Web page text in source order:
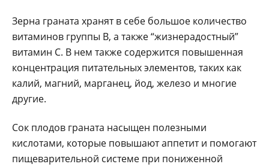
Зерна граната хранят в себе большое количество
витаминов группы B, а также “жизнерадостный”
витамин C. В нем также содержится повышенная
концентрация питательных элементов, таких как
калий, магний, марганец, йод, железо и многие
другие.
Сок плодов граната насыщен полезными
кислотами, которые повышают аппетит и помогают
пищеварительной системе при пониженной